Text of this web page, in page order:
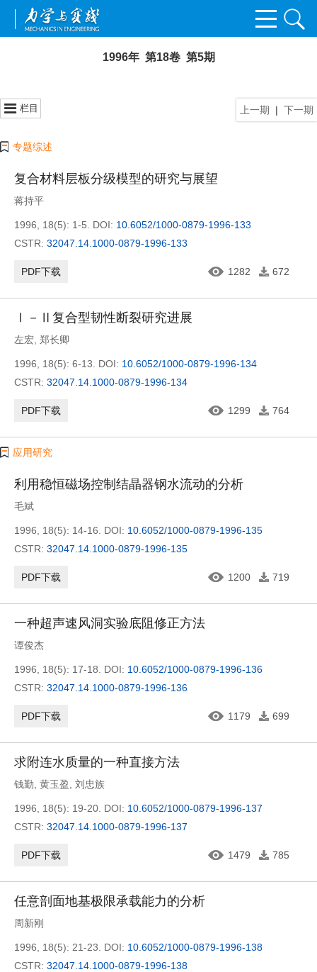
1996年 第18卷 第5期
上一期 | 下一期
栏目
专题综述
复合材料层板分级模型的研究与展望
蒋持平
1996, 18(5): 1-5. DOI: 10.6052/1000-0879-1996-133
CSTR: 32047.14.1000-0879-1996-133
PDF下载 1282 672
Ⅰ－Ⅱ复合型韧性断裂研究进展
左宏 郑长卿
1996, 18(5): 6-13. DOI: 10.6052/1000-0879-1996-134
CSTR: 32047.14.1000-0879-1996-134
PDF下载 1299 764
应用研究
利用稳恒磁场控制结晶器钢水流动的分析
毛斌
1996, 18(5): 14-16. DOI: 10.6052/1000-0879-1996-135
CSTR: 32047.14.1000-0879-1996-135
PDF下载 1200 719
一种超声速风洞实验底阻修正方法
谭俊杰
1996, 18(5): 17-18. DOI: 10.6052/1000-0879-1996-136
CSTR: 32047.14.1000-0879-1996-136
PDF下载 1179 699
求附连水质量的一种直接方法
钱勤 黄玉盈 刘忠族
1996, 18(5): 19-20. DOI: 10.6052/1000-0879-1996-137
CSTR: 32047.14.1000-0879-1996-137
PDF下载 1479 785
任意剖面地基极限承载能力的分析
周新刚
1996, 18(5): 21-23. DOI: 10.6052/1000-0879-1996-138
CSTR: 32047.14.1000-0879-1996-138